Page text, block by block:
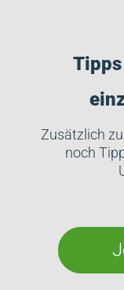
Zusätzlich
noch